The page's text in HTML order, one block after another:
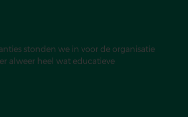
stonden we in voor de organisatie
alweer heel wat educatieve